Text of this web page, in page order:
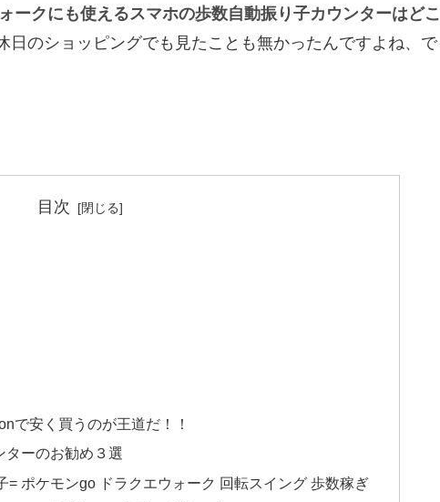
ークにも使えるスマホの歩数自動振り子カウンターはどこ
日のショッピングでも見たことも無かったんですよね、で
目次
で安く買うのが王道だ！！
ターのお勧め３選
= ポケモンgo ドラクエウォーク 回転スイング 歩数稼ぎ